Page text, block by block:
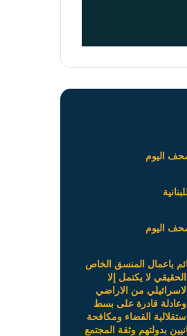
اليوم
اليوم
باعمال المنسق الخاص
لا يكتمل إلا
من الاراضي
وعادلة قادرة على بسط
القضاء ومكافحة
بدولتهم وثقة المجتمع